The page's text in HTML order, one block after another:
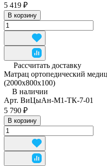
5 419 ₽
В корзину
Рассчитать доставку
Матрац ортопедический
(2000х800х100)
В наличии
Арт. ВиЦыАн-М1-ТК-7-01
5 790 ₽
В корзину